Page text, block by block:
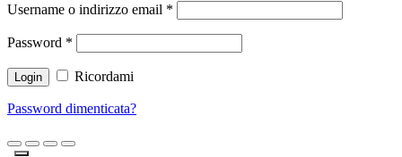
Username o indirizzo email *
Password *
Ricordami
Password dimenticata?